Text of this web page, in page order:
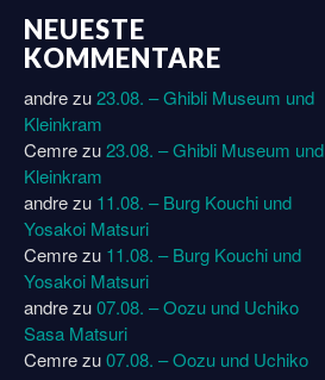
NEUESTE
KOMMENTARE
andrezu23.08. – Ghibli Museum und
Kleinkram
Cemrezu23.08. – Ghibli Museum und
Kleinkram
andrezu 11.08. – Burg Kouchi und
Yosakoi Matsuri
Cemrezu 11.08. – Burg Kouchi und
Yosakoi Matsuri
andrezu07.08. – Oozu und Uchiko
Sasa Matsuri
Cemrezu07.08. – Oozu und Uchiko